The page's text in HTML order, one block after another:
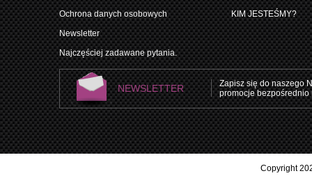
Ochrona danych osobowych
Newsletter
Najczęściej zadawane pytania.
KIM JESTEŚMY?
NEWSLETTER
Zapisz się do naszego
promocje bezpośrednio
Copyright